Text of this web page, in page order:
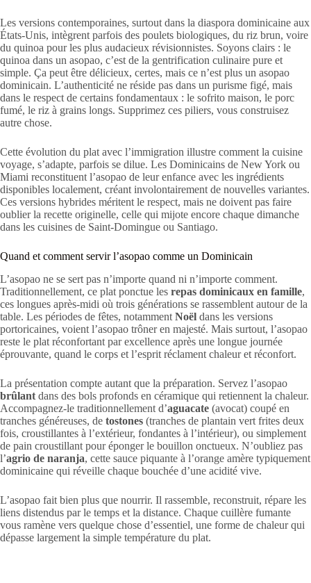
Les versions contemporaines, surtout dans la diaspora dominicaine aux
États-Unis, intègrent parfois des poulets biologiques, du riz brun, voire
du quinoa pour les plus audacieux révisionnistes. Soyons clairs : le
quinoa dans un asopao, c’est de la gentrification culinaire pure et
simple. Ça peut être délicieux, certes, mais ce n’est plus un asopao
dominicain. L’authenticité ne réside pas dans un purisme figé, mais
dans le respect de certains fondamentaux : le sofrito maison, le porc
fumé, le riz à grains longs. Supprimez ces piliers, vous construisez
autre chose.
Cette évolution du plat avec l’immigration illustre comment la cuisine
voyage, s’adapte, parfois se dilue. Les Dominicains de New York ou
Miami reconstituent l’asopao de leur enfance avec les ingrédients
disponibles localement, créant involontairement de nouvelles variantes.
Ces versions hybrides méritent le respect, mais ne doivent pas faire
oublier la recette originelle, celle qui mijote encore chaque dimanche
dans les cuisines de Saint-Domingue ou Santiago.
Quand et comment servir l’asopao comme un Dominicain
L’asopao ne se sert pas n’importe quand ni n’importe comment.
Traditionnellement, ce plat ponctue les repas dominicaux en famille,
ces longues après-midi où trois générations se rassemblent autour de la
table. Les périodes de fêtes, notamment Noël dans les versions
portoricaines, voient l’asopao trôner en majesté. Mais surtout, l’asopao
reste le plat réconfortant par excellence après une longue journée
éprouvante, quand le corps et l’esprit réclament chaleur et réconfort.
La présentation compte autant que la préparation. Servez l’asopao
brûlant dans des bols profonds en céramique qui retiennent la chaleur.
Accompagnez-le traditionnellement d’aguacate (avocat) coupé en
tranches généreuses, de tostones (tranches de plantain vert frites deux
fois, croustillantes à l’extérieur, fondantes à l’intérieur), ou simplement
de pain croustillant pour éponger le bouillon onctueux. N’oubliez pas
l’agrio de naranja, cette sauce piquante à l’orange amère typiquement
dominicaine qui réveille chaque bouchée d’une acidité vive.
L’asopao fait bien plus que nourrir. Il rassemble, reconstruit, répare les
liens distendus par le temps et la distance. Chaque cuillère fumante
vous ramène vers quelque chose d’essentiel, une forme de chaleur qui
dépasse largement la simple température du plat.